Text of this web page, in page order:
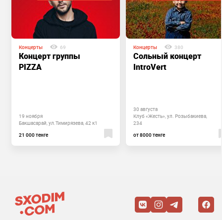
Концерты 69
Концерт группы
PIZZA
19 ноября
Бакшасарай, ул.Тимирязева, 42 к1
21 000 тенге
Концерты 380
Сольный концерт
IntroVert
30 августа
Клуб «Жесть», ул. Розыбакиева,
234
от 8000 тенге